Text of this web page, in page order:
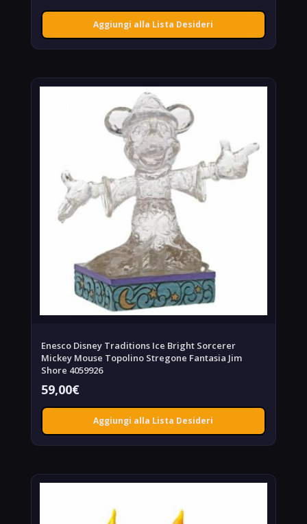
Aggiungi alla Lista Desideri
Enesco Disney Traditions Ice Bright Sorcerer
Mickey Mouse Topolino Stregone Fantasia Jim
Shore 4059926
59,00€
Aggiungi alla Lista Desideri